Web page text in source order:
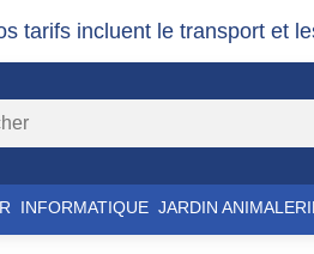
tarifs incluent le transport et
INFORMATIQUE JARDIN